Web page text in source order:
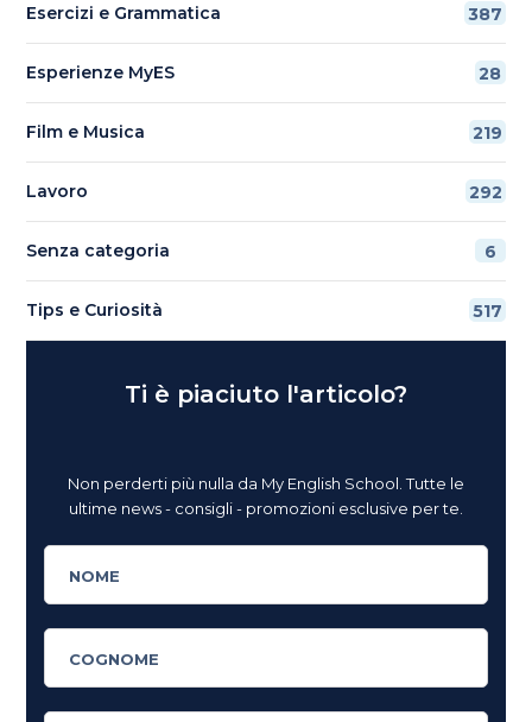
Esercizi e Grammatica 387
Esperienze MyES 28
Film e Musica 219
Lavoro 292
Senza categoria 6
Tips e Curiosità 517
Ti è piaciuto l'articolo?
Non perderti più nulla da My English School. Tutte le
ultime news - consigli - promozioni esclusive per te.